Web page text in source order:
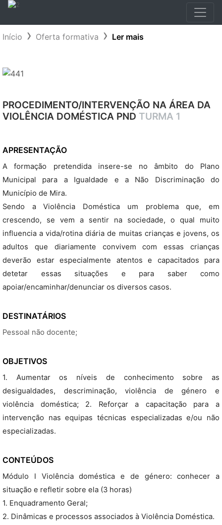
Início Oferta formativa Ler mais
PROCEDIMENTO/INTERVENÇÃO NA ÁREA DA
VIOLÊNCIA DOMÉSTICA PND TURMA 1
APRESENTAÇÃO
A formação pretendida insere-se no âmbito do Plano
Municipal para a Igualdade e a Não Discriminação do
Município de Mira.
Sendo a Violência Doméstica um problema que, em
crescendo, se vem a sentir na sociedade, o qual muito
influencia a vida/rotina diária de muitas crianças e jovens, os
adultos que diariamente convivem com essas crianças
deverão estar especialmente atentos e capacitados para
detetar essas situações e para saber como
apoiar/encaminhar/denunciar os diversos casos.
DESTINATÁRIOS
Pessoal não docente;
OBJETIVOS
1. Aumentar os níveis de conhecimento sobre as
desigualdades, descriminação, violência de género e
violência doméstica; 2. Reforçar a capacitação para a
intervenção nas equipas técnicas especializadas e/ou não
especializadas.
CONTEÚDOS
Módulo I Violência doméstica e de género: conhecer a
situação e refletir sobre ela (3 horas)
1. Enquadramento Geral;
2. Dinâmicas e processos associados à Violência Doméstica.